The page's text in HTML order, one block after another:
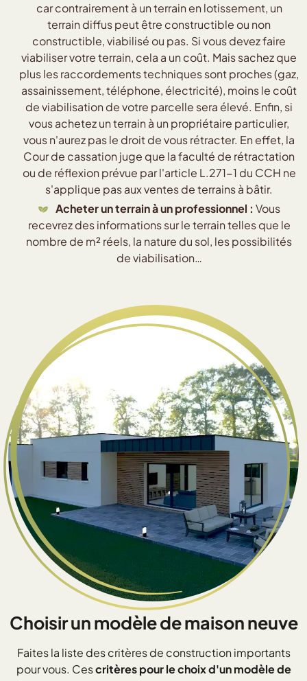
car contrairement à un terrain en lotissement, un
terrain diffus peut être constructible ou non
constructible, viabilisé ou pas. Si vous devez faire
viabiliser votre terrain, cela a un coût. Mais sachez que
plus les raccordements techniques sont proches (gaz,
assainissement, téléphone, électricité), moins le coût
de viabilisation de votre parcelle sera élevé. Enfin, si
vous achetez un terrain à un propriétaire particulier,
vous n'aurez pas le droit de vous rétracter. En effet, la
Cour de cassation juge que la faculté de rétractation
ou de réflexion prévue par l'article L.271-1 du CCH ne
s'applique pas aux ventes de terrains à bâtir.
Acheter un terrain à un professionnel : Vous
recevrez des informations sur le terrain telles que le
nombre de m² réels, la nature du sol, les possibilités
de viabilisation…
Choisir un modèle de maison neuve
Faites la liste des critères de construction importants
pour vous. Cescritères pour le choix d'un modèle de